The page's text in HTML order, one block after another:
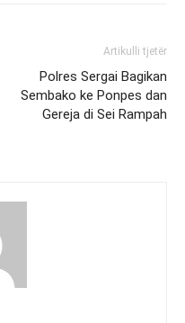
Artikulli tjetër
Polres Sergai Bagikan
Sembako ke Ponpes dan
Gereja di Sei Rampah